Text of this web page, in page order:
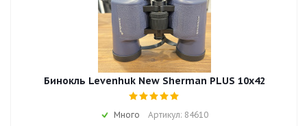
Бинокль Levenhuk New Sherman PLUS 10x42
Много Артикул: 84610